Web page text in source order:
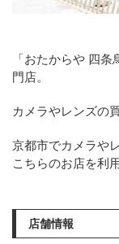
「おたからや 四
門店。
カメラやレンズの
京都市でカメラや
こちらのお店を利
店舗情報